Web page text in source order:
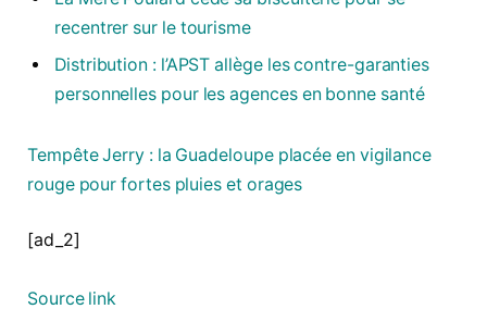
recentrer sur le tourisme
Distribution : l’APST allège les contre-garanties
personnelles pour les agences en bonne santé
Tempête Jerry : la Guadeloupe placée en vigilance
rouge pour fortes pluies et orages
[ad_2]
Source link